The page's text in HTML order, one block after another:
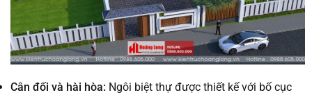
Cân đối và hài hòa: Ngôi biệt thự được thiết kế với bố cục